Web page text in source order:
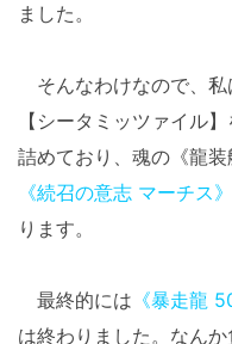
ました。
そんなわけなので、私
【シータミッツァイル
詰めており、魂の《龍
《続召の意志 マーチス》
ります。
最終的には 《暴走龍
は終わりました。なん